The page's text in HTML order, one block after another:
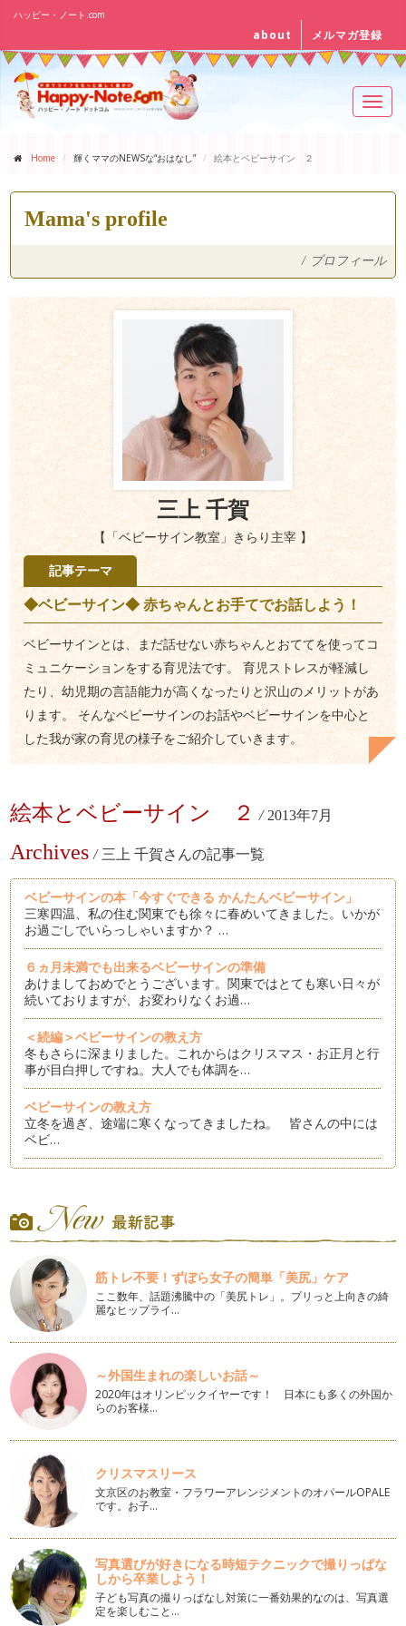
ハッピー・ノート.com
about メルマガ登録
Home 輝くママのNEWSな“おはなし” 絵本とベビーサイン ２
Mama's profile
/ プロフィール
三上 千賀
【「ベビーサイン教室」きらり主宰 】
記事テーマ
◆ベビーサイン◆ 赤ちゃんとお手てでお話しよう！
ベビーサインとは、まだ話せない赤ちゃんとおててを使ってコ
ミュニケーションをする育児法です。 育児ストレスが軽減し
たり、幼児期の言語能力が高くなったりと沢山のメリットがあ
ります。 そんなベビーサインのお話やベビーサインを中心と
した我が家の育児の様子をご紹介していきます。
絵本とベビーサイン ２ / 2013年7月
Archives / 三上 千賀さんの記事一覧
ベビーサインの本「今すぐできる かんたんベビーサイン」
三寒四温、私の住む関東でも徐々に春めいてきました。いかが
お過ごしでいらっしゃいますか？ …
６ヵ月未満でも出来るベビーサインの準備
あけましておめでとうございます。関東ではとても寒い日々が
続いておりますが、お変わりなくお過…
＜続編＞ベビーサインの教え方
冬もさらに深まりました。これからはクリスマス・お正月と行
事が目白押しですね。大人でも体調を…
ベビーサインの教え方
立冬を過ぎ、途端に寒くなってきましたね。 皆さんの中には
ベビ…
える余裕がなくなって教えられないか…
ベビービクスで遊んでみよう
私はベビーサイン講師のかたわら、ベビービクスやベビーマッ
サージの講師としても活動させて頂い…
絵本とベビーサイン ２
ママさんたちからの質問の中に、サイン見せるタイミングがわ
からない。というご相談を受けること…
動物のベビーサイン
６月になりました。暑い日も徐々に増えてきましたね。 今回
は動物のベビーサインをご紹…
季節のベビーサイン（春編２） ＊お散歩編
４月も半ばとなり、暖かい日も増えてきました。お散歩に出か
けやすくなりましたね。今回はお散歩…
赤ちゃんが楽しめる木のおもちゃ（後半）
前回に続き、おもちゃコンサルタントとしてＮＰＯ法人日本グ
ッド・トイ委員会選定のおもちゃの中…
赤ちゃんが楽しめる木のおもちゃ（前半）
私はベビーサイン講師のかたわら、おもちゃコンサルタント
筋トレ不要！ずぼら女子の簡単「美尻」ケア
ここ数年、話題沸騰中の「美尻トレ」。プリっと上向きの綺
麗なヒップライ…
～外国生まれの楽しいお話～
2020年はオリンピックイヤーです！ 日本にも多くの外国か
らのお客様…
クリスマスリース
文京区のお教室・フラワーアレンジメントのオパールOPALE
です。お子…
写真選びが好きになる時短テクニックで撮りっぱな
しから卒業しよう！
子ども写真の撮りっぱなし対策に一番効果的なのは、写真選
定を楽しむこと…